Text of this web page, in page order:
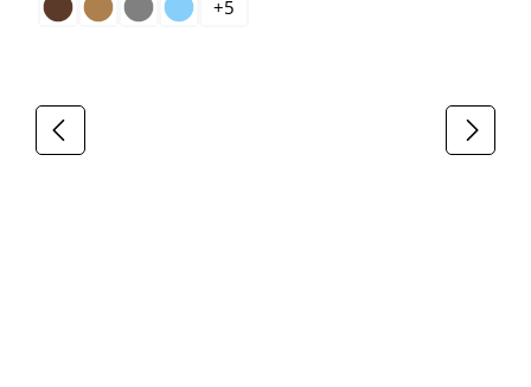
+5